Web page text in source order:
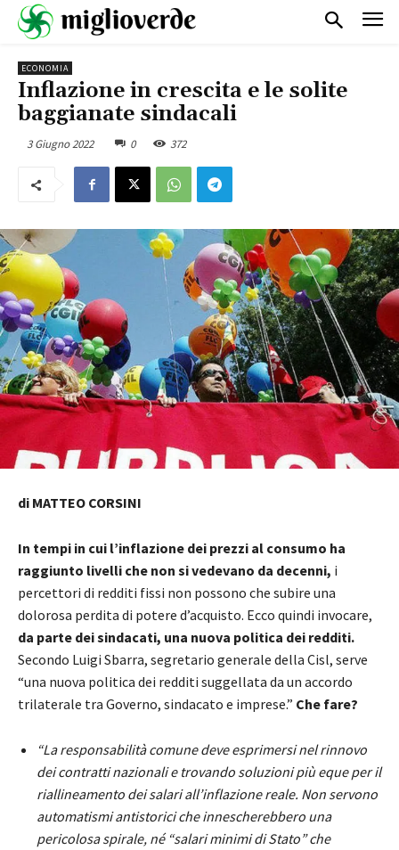
ECONOMIA
Inflazione in crescita e le solite
baggianate sindacali
3 Giugno 2022 0 372
di MATTEO CORSINI
In tempi in cui l’inflazione dei prezzi al consumo ha
raggiunto livelli che non si vedevano da decenni, i
percettori di redditi fissi non possono che subire una
dolorosa perdita di potere d’acquisto. Ecco quindi invocare,
da parte dei sindacati, una nuova politica dei redditi.
Secondo Luigi Sbarra, segretario generale della Cisl, serve
“una nuova politica dei redditi suggellata da un accordo
trilaterale tra Governo, sindacato e imprese.” Che fare?
“La responsabilità comune deve esprimersi nel rinnovo
dei contratti nazionali e trovando soluzioni più eque per il
riallineamento dei salari all’inflazione reale. Non servono
automatismi antistorici che innescherebbero una
pericolosa spirale, né “salari minimi di Stato” che